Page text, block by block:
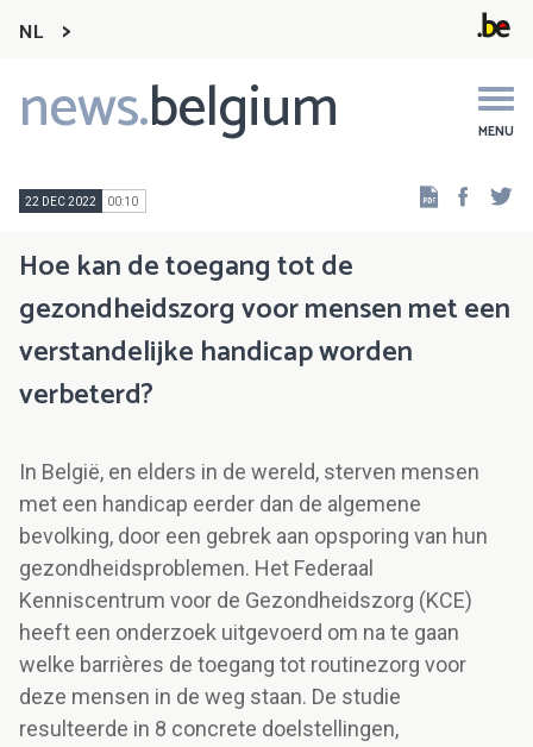
NL
news.belgium MENU
Main
navigation
22 DEC 2022 00:10
Hoe kan de toegang tot de
gezondheidszorg voor mensen met een
verstandelijke handicap worden
verbeterd?
In België, en elders in de wereld, sterven mensen
met een handicap eerder dan de algemene
bevolking, door een gebrek aan opsporing van hun
gezondheidsproblemen. Het Federaal
Kenniscentrum voor de Gezondheidszorg (KCE)
heeft een onderzoek uitgevoerd om na te gaan
welke barrières de toegang tot routinezorg voor
deze mensen in de weg staan. De studie
resulteerde in 8 concrete doelstellingen,